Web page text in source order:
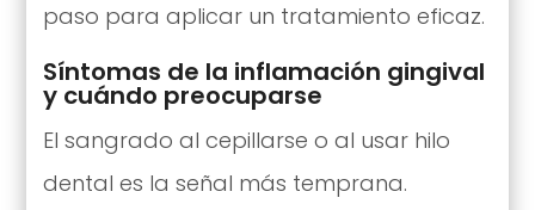
paso para aplicar un tratamiento eficaz.
Síntomas de la inflamación gingival
y cuándo preocuparse
El sangrado al cepillarse o al usar hilo
dental es la señal más temprana.